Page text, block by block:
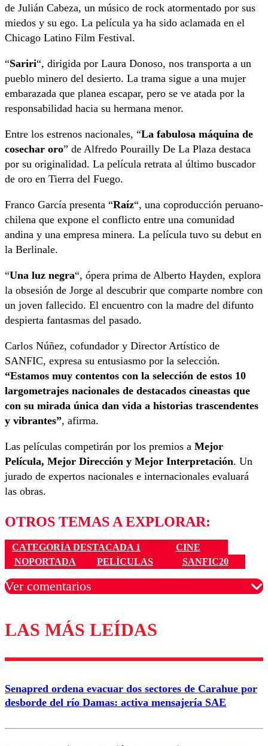
de Julián Cabeza, un músico de rock atormentado por sus
miedos y su ego. La película ya ha sido aclamada en el
Chicago Latino Film Festival.
“Sariri“, dirigida por Laura Donoso, nos transporta a un
pueblo minero del desierto. La trama sigue a una mujer
embarazada que planea escapar, pero se ve atada por la
responsabilidad hacia su hermana menor.
Entre los estrenos nacionales, “La fabulosa máquina de
cosechar oro” de Alfredo Pourailly De La Plaza destaca
por su originalidad. La película retrata al último buscador
de oro en Tierra del Fuego.
Franco García presenta “Raíz“, una coproducción peruano-
chilena que expone el conflicto entre una comunidad
andina y una empresa minera. La película tuvo su debut en
la Berlinale.
“Una luz negra“, ópera prima de Alberto Hayden, explora
la obsesión de Jorge al descubrir que comparte nombre con
un joven fallecido. El encuentro con la madre del difunto
despierta fantasmas del pasado.
Carlos Núñez, cofundador y Director Artístico de
SANFIC, expresa su entusiasmo por la selección.
“Estamos muy contentos con la selección de estos 10
largometrajes nacionales de destacados cineastas que
con su mirada única dan vida a historias trascendentes
y vibrantes”, afirma.
Las películas competirán por los premios a Mejor
Película, Mejor Dirección y Mejor Interpretación. Un
jurado de expertos nacionales e internacionales evaluará
las obras.
OTROS TEMAS A EXPLORAR:
CATEGORÍA DESTACADA 1
CINE
NOPORTADA
PELÍCULAS SANFIC20
Ver comentarios
Los comentarios son moderados para garantizar un
diálogo respetuoso.
Correo
LAS MÁS LEÍDAS
Senapred ordena evacuar dos sectores de Carahue por
desborde del río Damas: activa mensajería SAE